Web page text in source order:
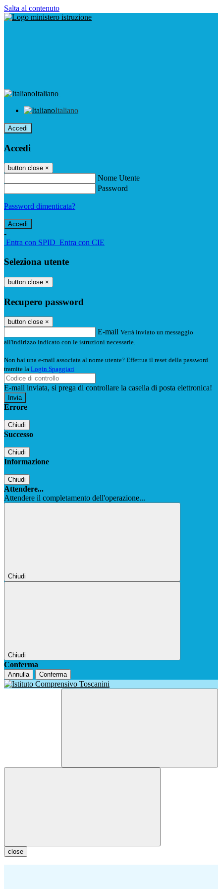
Salta al contenuto
Italiano
Italiano
Accedi
Accedi
button close ×
Nome Utente
Password
Password dimenticata?
-
Entra con SPID Entra con CIE
Seleziona utente
button close ×
Recupero password
button close ×
E-mail Verrà inviato un messaggio
all'indirizzo indicato con le istruzioni necessarie.
Non hai una e-mail associata al nome utente? Effettua il reset della password
tramite la Login Spaggiari
E-mail inviata, si prega di controllare la casella di posta elettronica!
Errore
Chiudi
Successo
Chiudi
Informazione
Chiudi
Attendere...
Attendere il completamento dell'operazione...
Chiudi
Chiudi
Conferma
Annulla Conferma
close